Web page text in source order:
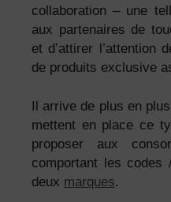
collaboration – une
aux partenaires de
et d’attirer l’attention
de produits exclusive
Il arrive de plus en
mettent en place ce
proposer aux
comportant les codes
deux marques.